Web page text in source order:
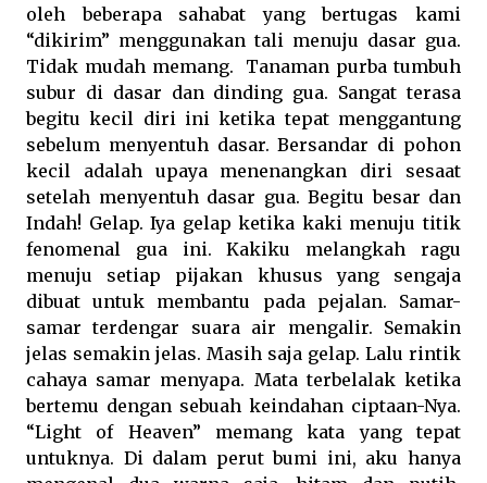
oleh beberapa sahabat yang bertugas kami
“dikirim” menggunakan tali menuju dasar gua.
Tidak mudah memang.
Tanaman purba tumbuh
subur di dasar dan dinding gua. Sangat terasa
begitu kecil diri ini ketika tepat menggantung
sebelum menyentuh dasar. Bersandar di pohon
kecil adalah upaya menenangkan diri sesaat
setelah menyentuh dasar gua. Begitu besar dan
Indah! Gelap. Iya gelap ketika kaki menuju titik
fenomenal gua ini. Kakiku melangkah ragu
menuju setiap pijakan khusus yang sengaja
dibuat untuk membantu pada pejalan. Samar-
samar terdengar suara air mengalir. Semakin
jelas semakin jelas. Masih saja gelap. Lalu rintik
cahaya samar menyapa. Mata terbelalak ketika
bertemu dengan sebuah keindahan ciptaan-Nya.
“Light of Heaven” memang kata yang tepat
untuknya. Di dalam perut bumi ini, aku hanya